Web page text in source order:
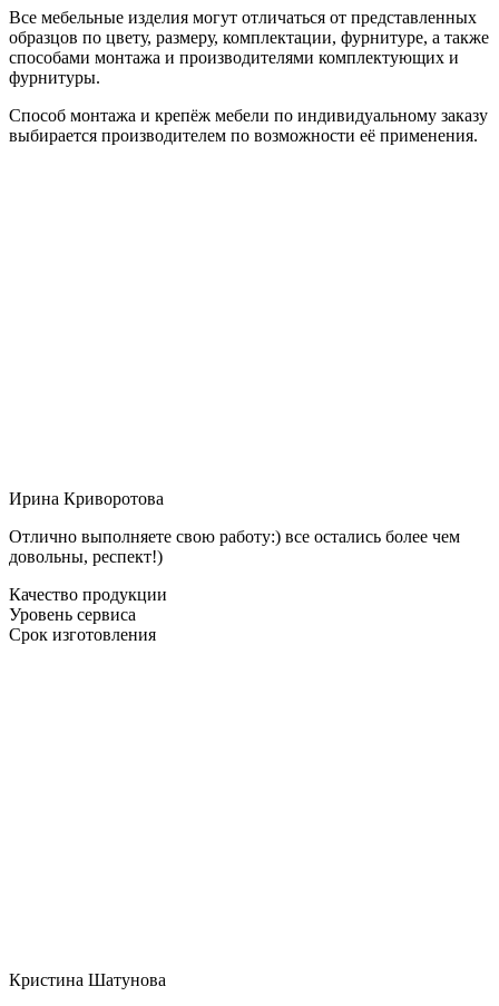
Все мебельные изделия могут отличаться от представленных
образцов по цвету, размеру, комплектации, фурнитуре, а также
способами монтажа и производителями комплектующих и
фурнитуры.
Способ монтажа и крепёж мебели по индивидуальному заказу
выбирается производителем по возможности её применения.
Ирина Криворотова
Отлично выполняете свою работу:) все остались более чем
довольны, респект!)
Качество продукции
Уровень сервиса
Срок изготовления
Кристина Шатунова